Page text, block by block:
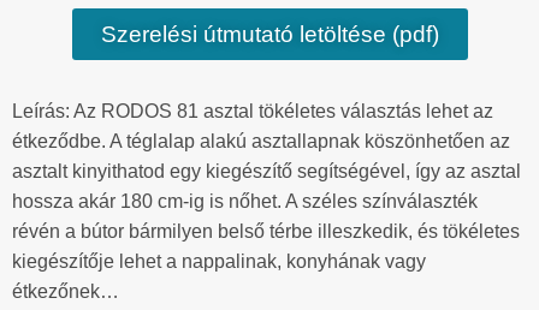
Szerelési útmutató letöltése (pdf)
Leírás: Az RODOS 81 asztal tökéletes választás lehet az
étkeződbe. A téglalap alakú asztallapnak köszönhetően az
asztalt kinyithatod egy kiegészítő segítségével, így az asztal
hossza akár 180 cm-ig is nőhet. A széles színválaszték
révén a bútor bármilyen belső térbe illeszkedik, és tökéletes
kiegészítője lehet a nappalinak, konyhának vagy
étkezőnek…